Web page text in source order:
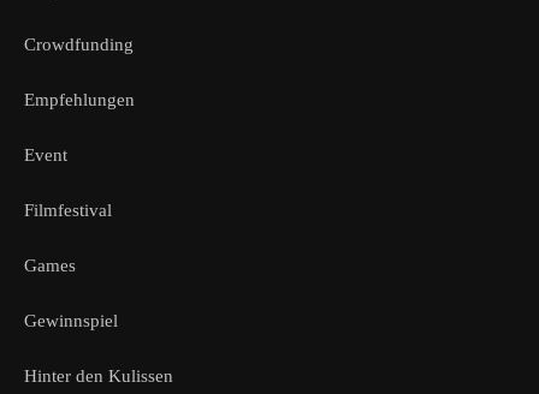
Crowdfunding
Empfehlungen
Event
Filmfestival
Games
Gewinnspiel
Hinter den Kulissen